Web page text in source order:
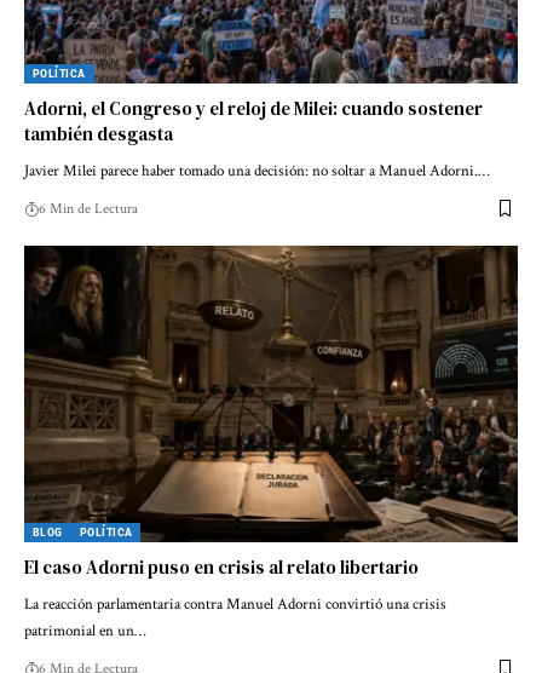
POLÍTICA
Adorni, el Congreso y el reloj de Milei: cuando sostener
también desgasta
Javier Milei parece haber tomado una decisión: no soltar a Manuel Adorni.…
6 Min de Lectura
BLOG POLÍTICA
El caso Adorni puso en crisis al relato libertario
La reacción parlamentaria contra Manuel Adorni convirtió una crisis
patrimonial en un…
6 Min de Lectura